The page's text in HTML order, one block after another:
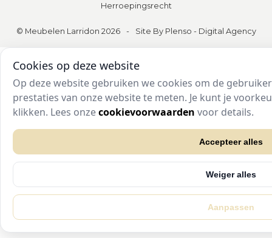
Herroepingsrecht
© Meubelen Larridon 2026 - Site By Plenso - Digital Agency
Cookies op deze website
Op deze website gebruiken we cookies om de
prestaties van onze website te meten. Je kunt je
klikken. Lees onzecookievoorwaarden voor details.
Accepteer alles
Weiger alles
Aanpassen